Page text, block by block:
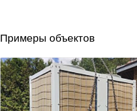
Примеры объектов